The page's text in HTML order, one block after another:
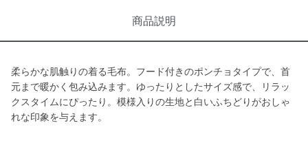
商品説明
柔らかな肌触りの着る毛布。フード付きのポンチョタイプで、首
元まで暖かく包み込みます。ゆったりとしたサイズ感で、リラッ
クスタイムにぴったり。模様入りの生地と白いふちどりがおしゃ
れな印象を与えます。